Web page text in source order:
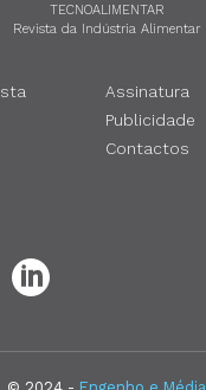
TECNOALIMENTAR
Revista da Indústria Alimentar
Assinatura
Publicidade
Contactos